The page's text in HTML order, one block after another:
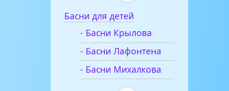
Басни для детей
- Басни Крылова
- Басни Лафонтена
- Басни Михалкова